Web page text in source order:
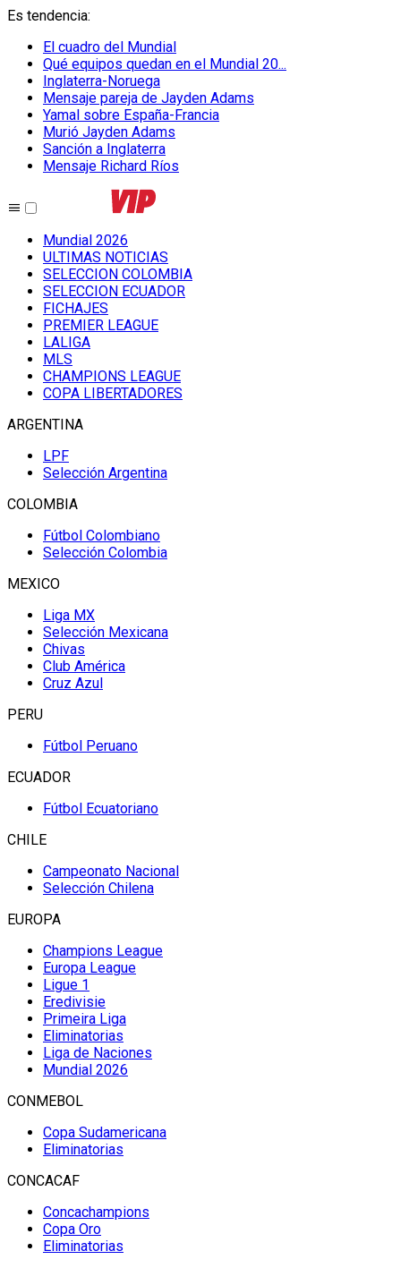
Es tendencia:
El cuadro del Mundial
Qué equipos quedan en el Mundial 20...
Inglaterra-Noruega
Mensaje pareja de Jayden Adams
Yamal sobre España-Francia
Murió Jayden Adams
Sanción a Inglaterra
Mensaje Richard Ríos
Mundial 2026
ULTIMAS NOTICIAS
SELECCION COLOMBIA
SELECCION ECUADOR
FICHAJES
PREMIER LEAGUE
LALIGA
MLS
CHAMPIONS LEAGUE
COPA LIBERTADORES
ARGENTINA
LPF
Selección Argentina
COLOMBIA
Fútbol Colombiano
Selección Colombia
MEXICO
Liga MX
Selección Mexicana
Chivas
Club América
Cruz Azul
PERU
Fútbol Peruano
ECUADOR
Fútbol Ecuatoriano
CHILE
Campeonato Nacional
Selección Chilena
EUROPA
Champions League
Europa League
Ligue 1
Eredivisie
Primeira Liga
Eliminatorias
Liga de Naciones
Mundial 2026
CONMEBOL
Copa Sudamericana
Eliminatorias
CONCACAF
Concachampions
Copa Oro
Eliminatorias